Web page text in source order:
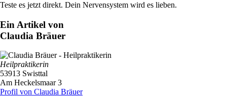
Teste es jetzt direkt. Dein Nervensystem wird es lieben.
Ein Artikel von
Claudia Bräuer
Heilpraktikerin
53913 Swisttal
Am Heckelsmaar 3
Profil von Claudia Bräuer